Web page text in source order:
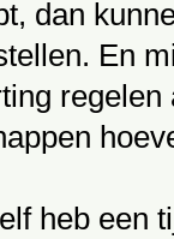
dan
En
regelen
heb een